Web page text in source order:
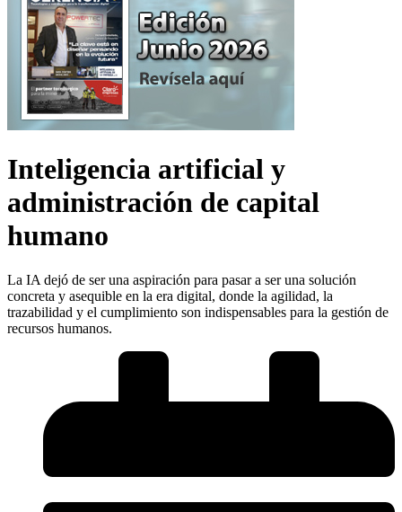
Inteligencia artificial y
administración de capital
humano
La IA dejó de ser una aspiración para pasar a ser una solución
concreta y asequible en la era digital, donde la agilidad, la
trazabilidad y el cumplimiento son indispensables para la gestión de
recursos humanos.